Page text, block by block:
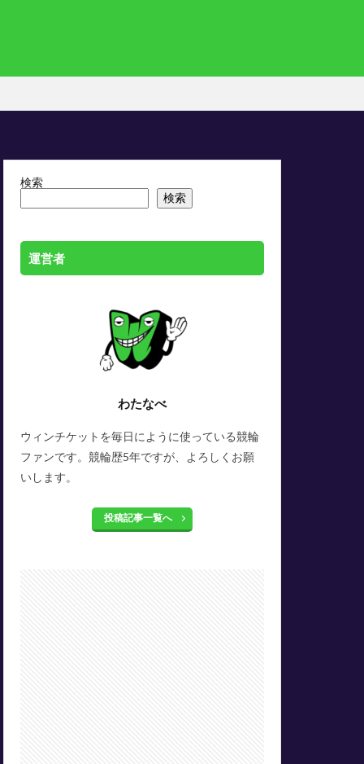
検索
検索
運営者
わたなべ
ウィンチケットを毎日にように使っている競輪
ファンです。競輪歴5年ですが、よろしくお願
いします。
投稿記事一覧へ